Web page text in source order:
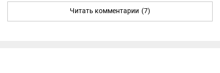
Читать комментарии (7)